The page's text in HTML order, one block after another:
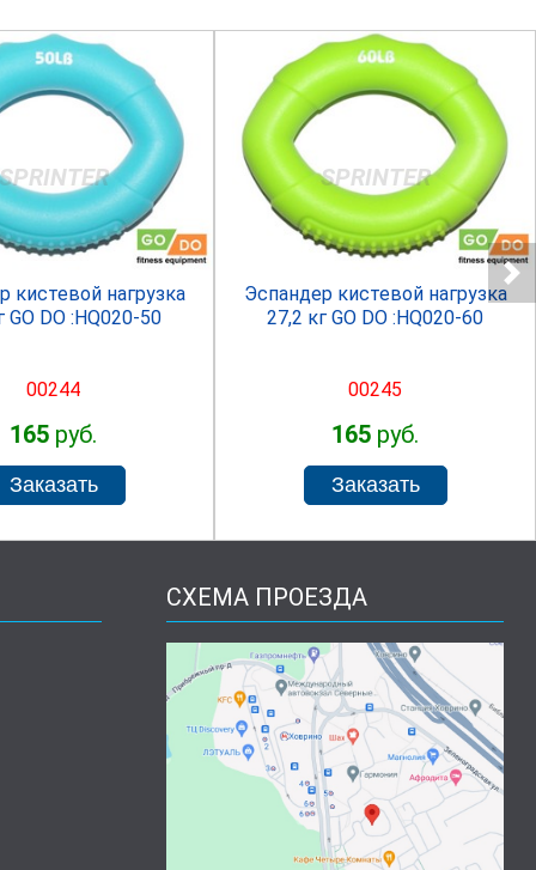
кистевой нагрузка
GO DO :HQ020-50
00244
165 руб.
SPRINTER
Эспандер кистевой нагрузка
27,2 кг GO DO :HQ020-60
00245
165 руб.
СХЕМА ПРОЕЗДА